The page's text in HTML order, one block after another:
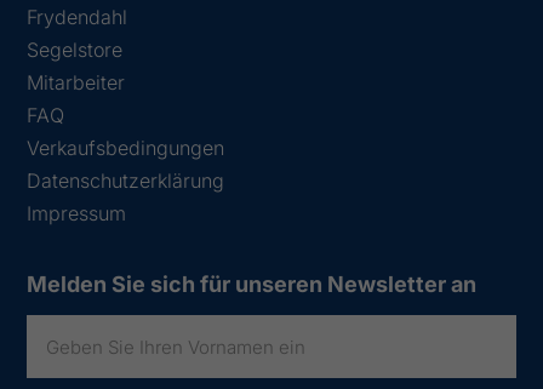
Frydendahl
Segelstore
Mitarbeiter
FAQ
Verkaufsbedingungen
Datenschutzerklärung
Impressum
Melden Sie sich für unseren Newsletter an